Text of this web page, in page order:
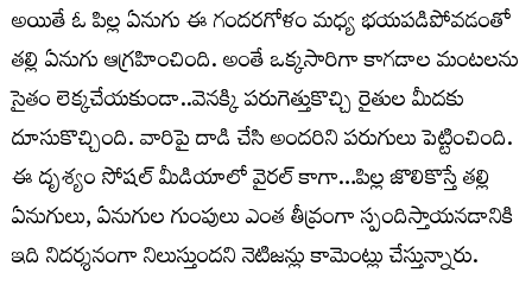
అయితే ఓ పిల్ల ఏనుగు ఈ గందరగోళం మధ్య భయపడిపోవడంతో
తల్లి ఏనుగు ఆగ్రహించింది. అంతే ఒక్కసారిగా కాగడాల మంటలను
సైతం లెక్కచేయకుండా..వెనక్కి పరుగెత్తుకొచ్చి రైతుల మీదకు
దూసుకొచ్చింది. వారిపై దాడి చేసి అందరిని పరుగులు పెట్టించింది.
ఈ దృశ్యం సోషల్ మీడియాలో వైరల్ కాగా…పిల్ల జొలికొస్తే తల్లి
ఏనుగులు, ఏనుగుల గుంపులు ఎంత తీవ్రంగా స్పందిస్తాయనడానికి
ఇది నిదర్శనంగా నిలుస్తుందని నెటిజన్లు కామెంట్లు చేస్తున్నారు.